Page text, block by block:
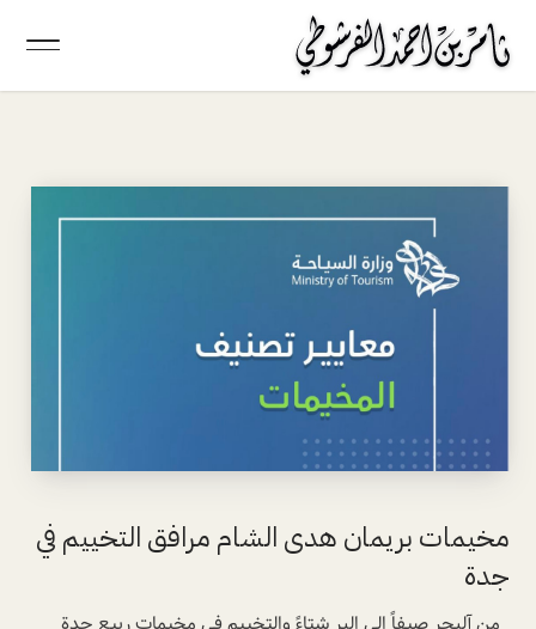
مخيمات بريمان هدى الشام مرافق التخييم في
جدة